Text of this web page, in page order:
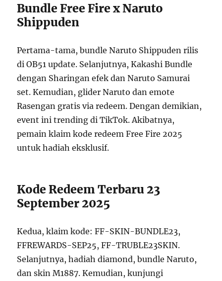
Bundle Free Fire x Naruto
Shippuden
Pertama-tama, bundle Naruto Shippuden rilis
di OB51 update. Selanjutnya, Kakashi Bundle
dengan Sharingan efek dan Naruto Samurai
set. Kemudian, glider Naruto dan emote
Rasengan gratis via redeem. Dengan demikian,
event ini trending di TikTok. Akibatnya,
pemain klaim kode redeem Free Fire 2025
untuk hadiah eksklusif.
Kode Redeem Terbaru 23
September 2025
Kedua, klaim kode: FF-SKIN-BUNDLE23,
FFREWARDS-SEP25, FF-TRUBLE23SKIN.
Selanjutnya, hadiah diamond, bundle Naruto,
dan skin M1887. Kemudian, kunjungi